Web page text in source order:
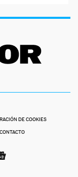
DE COOKIES
CONTACTO